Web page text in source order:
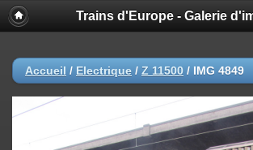
Trains d'Europe - Galerie
Accueil / Electrique / Z 11500 / IMG 4849